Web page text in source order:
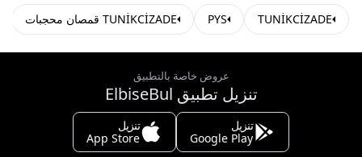
TUNİKCİZADE
PYS TUNİKCİZADE قمصان محجبات
عروض خاصة بالتطبيق
تنزيل تطبيق ElbiseBul
تنزيل
Google Play
تنزيل
App Store